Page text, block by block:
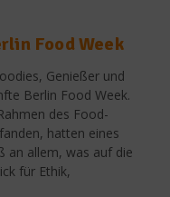
Food Week
Genießer und
Berlin Food Week.
des Food-
hatten eines
an allem, was auf die
für Ethik,